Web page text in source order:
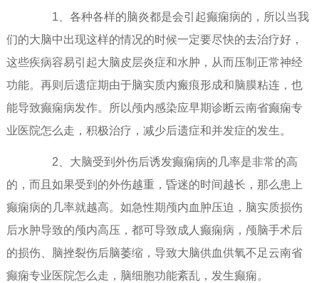
1、各种各样的脑炎都是会引起癫痫病的，所以当我
们的大脑中出现这样的情况的时候一定要尽快的去治疗好，
这些疾病容易引起大脑皮层炎症和水肿，从而压制正常神经
功能。再则后遗症期由于脑实质内瘢痕形成和脑膜粘连，也
能导致癫痫病发作。所以颅内感染应早期诊断云南省癫痫专
业医院怎么走，积极治疗，减少后遗症和并发症的发生。
2、大脑受到外伤后诱发癫痫病的几率是非常的高
的，而且如果受到的外伤越重，昏迷的时间越长，那么患上
癫痫病的几率就越高。如急性期颅内血肿压迫，脑实质损伤
后水肿导致的颅内高压，都可导致成人癫痫病，颅脑手术后
的损伤、脑挫裂伤后脑萎缩，导致大脑供血供氧不足云南省
癫痫专业医院怎么走，脑细胞功能紊乱，发生癫痫。